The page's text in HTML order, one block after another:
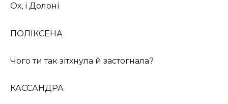
Ох, і Долоні
ПОЛІКСЕНА
Чого ти так зітхнула й застогнала?
КАССАНДРА